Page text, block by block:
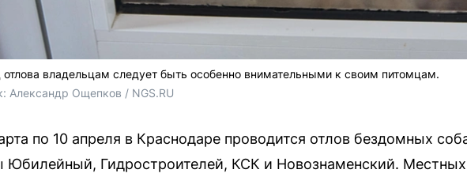
отлова владельцам следует быть особенно внимательными к своим питомцам.
Александр Ощепков / NGS.RU
по 10 апреля в Краснодаре проводится отлов бездомных
Юбилейный, Гидростроителей, КСК и Новознаменский. Местных